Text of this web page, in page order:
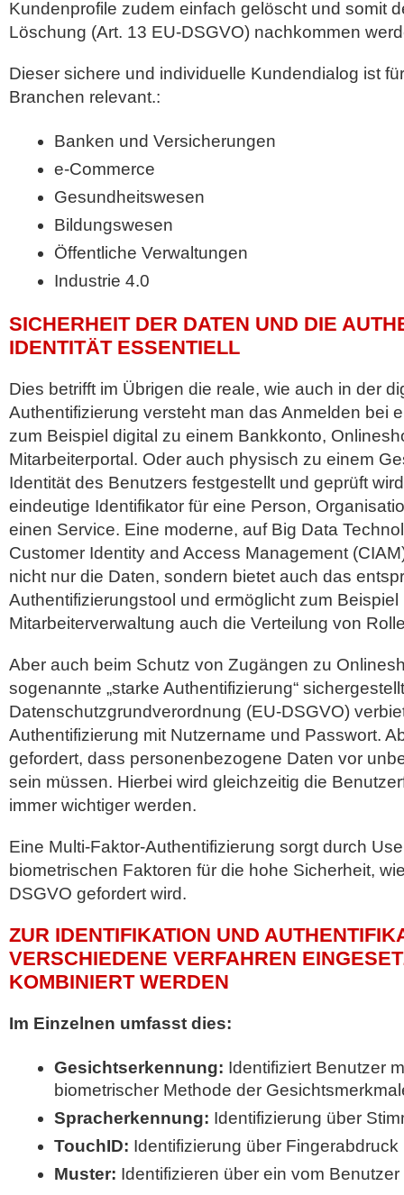
Kundenprofile zudem einfach gelöscht und somit
Löschung (Art. 13 EU-DSGVO) nachkommen
Dieser sichere und individuelle Kundendialog ist
Branchen relevant.:
Banken und Versicherungen
e-Commerce
Gesundheitswesen
Bildungswesen
Öffentliche Verwaltungen
Industrie 4.0
SICHERHEIT DER DATEN UND DIE
IDENTITÄT ESSENTIELL
Dies betrifft im Übrigen die reale, wie auch in der
Authentifizierung versteht man das Anmelden bei
zum Beispiel digital zu einem Bankkonto,
Mitarbeiterportal. Oder auch physisch zu einem
Identität des Benutzers festgestellt und geprüft
eindeutige Identifikator für eine Person,
einen Service. Eine moderne, auf Big Data
Customer Identity and Access Management
nicht nur die Daten, sondern bietet auch das
Authentifizierungstool und ermöglicht zum Beispiel
Mitarbeiterverwaltung auch die Verteilung von
Aber auch beim Schutz von Zugängen zu
sogenannte „starke Authentifizierung“
Datenschutzgrundverordnung (EU-DSGVO)
Authentifizierung mit Nutzername und Passwort.
gefordert, dass personenbezogene Daten vor
sein müssen. Hierbei wird gleichzeitig die
immer wichtiger werden.
Eine Multi-Faktor-Authentifizierung sorgt durch
biometrischen Faktoren für die hohe Sicherheit,
DSGVO gefordert wird.
ZUR IDENTIFIKATION UND
VERSCHIEDENE VERFAHREN
KOMBINIERT WERDEN
Im Einzelnen umfasst dies:
Gesichtserkennung: Identifiziert Benutzer
biometrischer Methode der
Spracherkennung: Identifizierung über
TouchID: Identifizierung über Fingerabdruck
Muster: Identifizieren über ein vom